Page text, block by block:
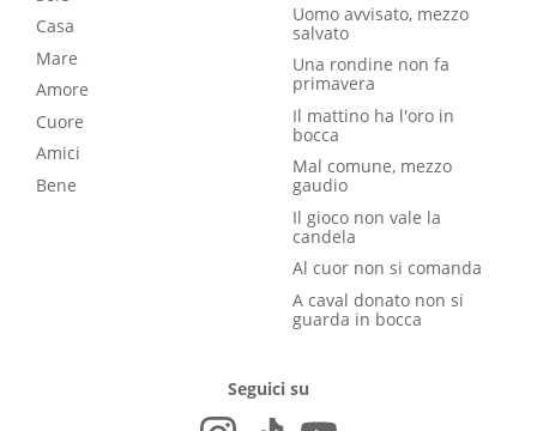
Casa
Mare
Amore
Cuore
Amici
Bene
Uomo avvisato, mezzo
salvato
Una rondine non fa
primavera
Il mattino ha l'oro in
bocca
Mal comune, mezzo
gaudio
Il gioco non vale la
candela
Al cuor non si comanda
A caval donato non si
guarda in bocca
Seguici su